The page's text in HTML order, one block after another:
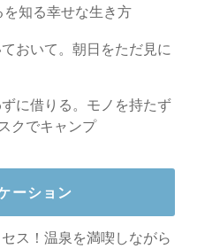
を知る幸せな生き方
おいて。朝日をただ見に
に借りる。モノを持たず
クでキャンプ
ーション
ス！温泉を満喫しながら